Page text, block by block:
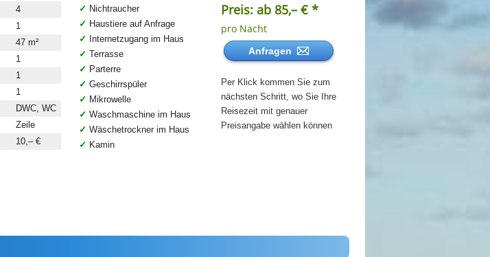
4
1
47 m²
1
1
1
DWC, WC
Zeile
10,– €
Nichtraucher
Haustiere auf Anfrage
Internetzugang im Haus
Terrasse
Parterre
Geschirrspüler
Mikrowelle
Waschmaschine im Haus
Wäschetrockner im Haus
Kamin
Preis: ab 85,– € *
pro Nacht
Anfragen
Per Klick kommen Sie zum
nächsten Schritt, wo Sie Ihre
Reisezeit mit genauer
Preisangabe wählen können